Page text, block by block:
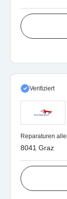
Verifiziert
Reparaturen
8041 Graz